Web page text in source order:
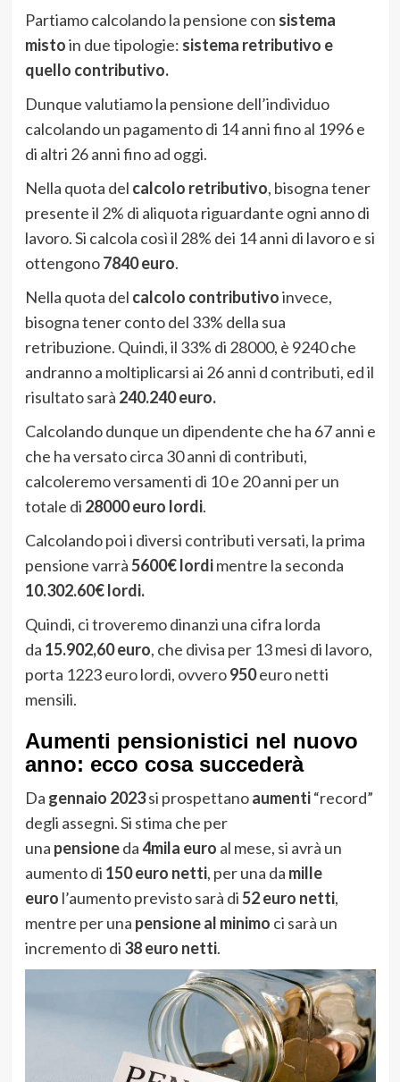
Partiamo calcolando la pensione con sistema
mistoin due tipologie: sistema retributivo e
quello contributivo.
Dunque valutiamo la pensione dell’individuo
calcolando un pagamento di 14 anni fino al 1996 e
di altri 26 anni fino ad oggi.
Nella quota del calcolo retributivo, bisogna tener
presente il 2% di aliquota riguardante ogni anno di
lavoro. Si calcola così il 28% dei 14 anni di lavoro e si
ottengono7840 euro.
Nella quota del calcolo contributivoinvece,
bisogna tener conto del 33% della sua
retribuzione. Quindi, il 33% di 28000, è 9240 che
andranno a moltiplicarsi ai 26 anni d contributi, ed il
risultato sarà 240.240 euro.
Calcolando dunque un dipendente che ha 67 anni e
che ha versato circa 30 anni di contributi,
calcoleremo versamenti di 10 e 20 anni per un
totale di 28000 euro lordi.
Calcolando poi i diversi contributi versati, la prima
pensione varrà5600€ lordimentre la seconda
10.302.60€ lordi.
Quindi, ci troveremo dinanzi una cifra lorda
da 15.902,60 euro, che divisa per 13 mesi di lavoro,
porta 1223 euro lordi, ovvero950euro netti
mensili.
Aumenti pensionistici nel nuovo
anno: ecco cosa succederà
Da gennaio 2023si prospettanoaumenti“record”
degli assegni. Si stima che per
una pensioneda4mila euro al mese, si avrà un
aumento di 150 euro netti, per una da mille
euro l’aumento previsto sarà di52 euro netti,
mentre per una pensione al minimo ci sarà un
incremento di 38 euro netti.